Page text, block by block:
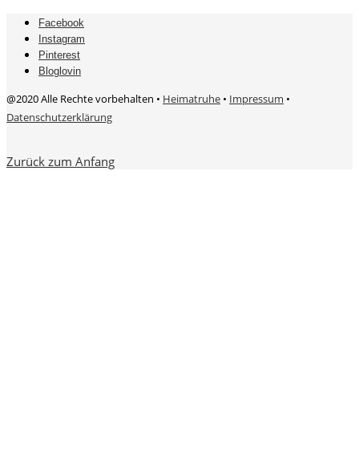
Facebook
Instagram
Pinterest
Bloglovin
@2020 Alle Rechte vorbehalten • Heimatruhe • Impressum •
Datenschutzerklärung
Zurück zum Anfang